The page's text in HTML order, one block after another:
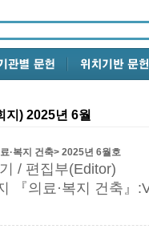
지) 2025년 6월
·복지 건축> 2025년 6월호
/ 편집부(Editor)
『의료·복지 건축』